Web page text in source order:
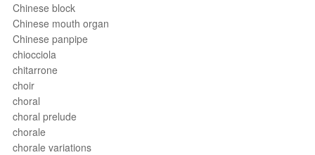
Chinese block
Chinese mouth organ
Chinese panpipe
chiocciola
chitarrone
choir
choral
choral prelude
chorale
chorale variations